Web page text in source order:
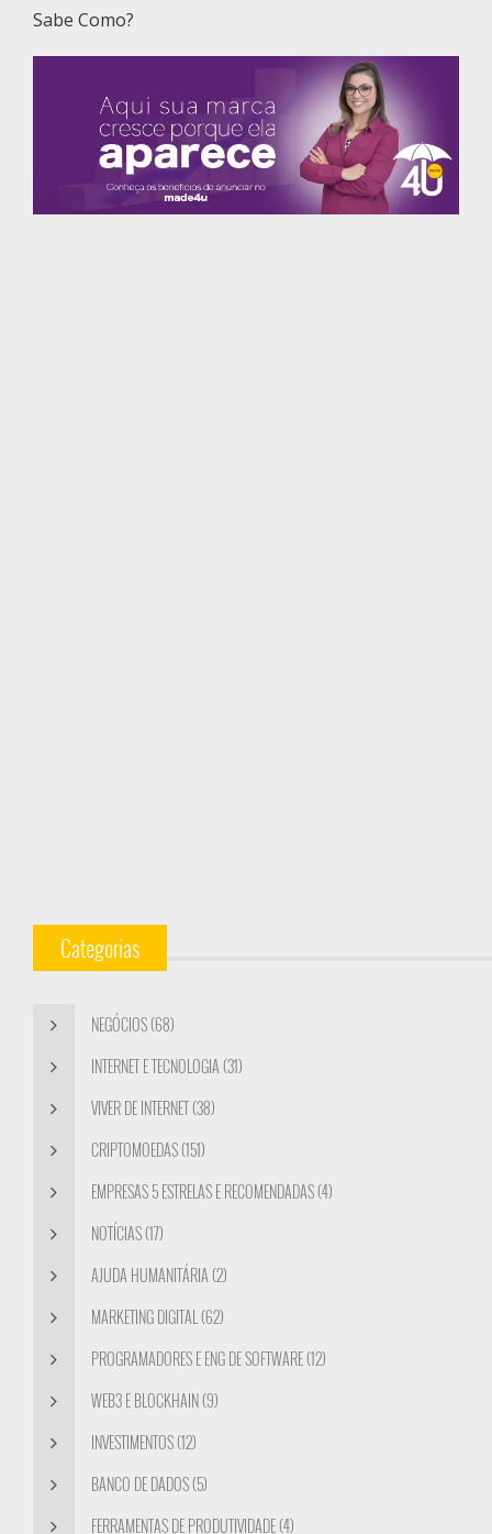
Sabe Como?
Categorias
NEGÓCIOS (68)
INTERNET E TECNOLOGIA (31)
VIVER DE INTERNET (38)
CRIPTOMOEDAS (151)
EMPRESAS 5 ESTRELAS E RECOMENDADAS (4)
NOTÍCIAS (17)
AJUDA HUMANITÁRIA (2)
MARKETING DIGITAL (62)
PROGRAMADORES E ENG DE SOFTWARE (12)
WEB3 E BLOCKHAIN (9)
INVESTIMENTOS (12)
BANCO DE DADOS (5)
FERRAMENTAS DE PRODUTIVIDADE (4)